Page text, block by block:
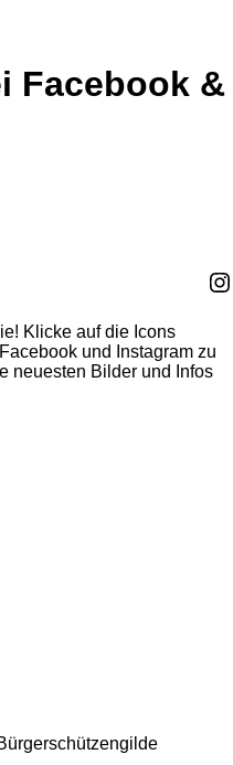
Facebook &
Klicke auf die Icons
und Instagram zu
neuesten Bilder und Infos